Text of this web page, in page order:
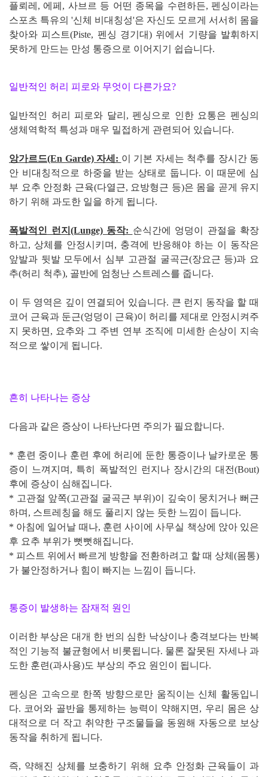
플뢰레, 에페, 사브르 등 어떤 종목을 수련하든, 펜싱이라는
스포츠 특유의 '신체 비대칭성'은 자신도 모르게 서서히 몸을
찾아와 피스트(Piste, 펜싱 경기대) 위에서 기량을 발휘하지
못하게 만드는 만성 통증으로 이어지기 쉽습니다.
일반적인 허리 피로와 무엇이 다른가요?
일반적인 허리 피로와 달리, 펜싱으로 인한 요통은 펜싱의
생체역학적 특성과 매우 밀접하게 관련되어 있습니다.
앙가르드(En Garde) 자세: 이 기본 자세는 척추를 장시간 동
안 비대칭적으로 하중을 받는 상태로 둡니다. 이 때문에 심
부 요추 안정화 근육(다열근, 요방형근 등)은 몸을 곧게 유지
하기 위해 과도한 일을 하게 됩니다.
폭발적인 런지(Lunge) 동작: 순식간에 엉덩이 관절을 확장
하고, 상체를 안정시키며, 충격에 반응해야 하는 이 동작은
앞발과 뒷발 모두에서 심부 고관절 굴곡근(장요근 등)과 요
추(허리 척추), 골반에 엄청난 스트레스를 줍니다.
이 두 영역은 깊이 연결되어 있습니다. 큰 런지 동작을 할 때
코어 근육과 둔근(엉덩이 근육)이 허리를 제대로 안정시켜주
지 못하면, 요추와 그 주변 연부 조직에 미세한 손상이 지속
적으로 쌓이게 됩니다.
흔히 나타나는 증상
다음과 같은 증상이 나타난다면 주의가 필요합니다.
* 훈련 중이나 훈련 후에 허리에 둔한 통증이나 날카로운 통
증이 느껴지며, 특히 폭발적인 런지나 장시간의 대전(Bout)
후에 증상이 심해집니다.
* 고관절 앞쪽(고관절 굴곡근 부위)이 깊숙이 뭉치거나 뻐근
하며, 스트레칭을 해도 풀리지 않는 듯한 느낌이 듭니다.
* 아침에 일어날 때나, 훈련 사이에 사무실 책상에 앉아 있은
후 요추 부위가 뻣뻣해집니다.
* 피스트 위에서 빠르게 방향을 전환하려고 할 때 상체(몸통)
가 불안정하거나 힘이 빠지는 느낌이 듭니다.
통증이 발생하는 잠재적 원인
이러한 부상은 대개 한 번의 심한 낙상이나 충격보다는 반복
적인 기능적 불균형에서 비롯됩니다. 물론 잘못된 자세나 과
도한 훈련(과사용)도 부상의 주요 원인이 됩니다.
펜싱은 고속으로 한쪽 방향으로만 움직이는 신체 활동입니
다. 코어와 골반을 통제하는 능력이 약해지면, 우리 몸은 상
대적으로 더 작고 취약한 구조물들을 동원해 자동으로 보상
동작을 취하게 됩니다.
즉, 약해진 상체를 보충하기 위해 요추 안정화 근육들이 과